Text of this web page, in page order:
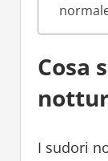
Cosa
I sudori